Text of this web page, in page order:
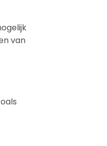
van